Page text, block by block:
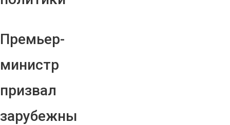
Премьер-
министр
призвал
зарубежны